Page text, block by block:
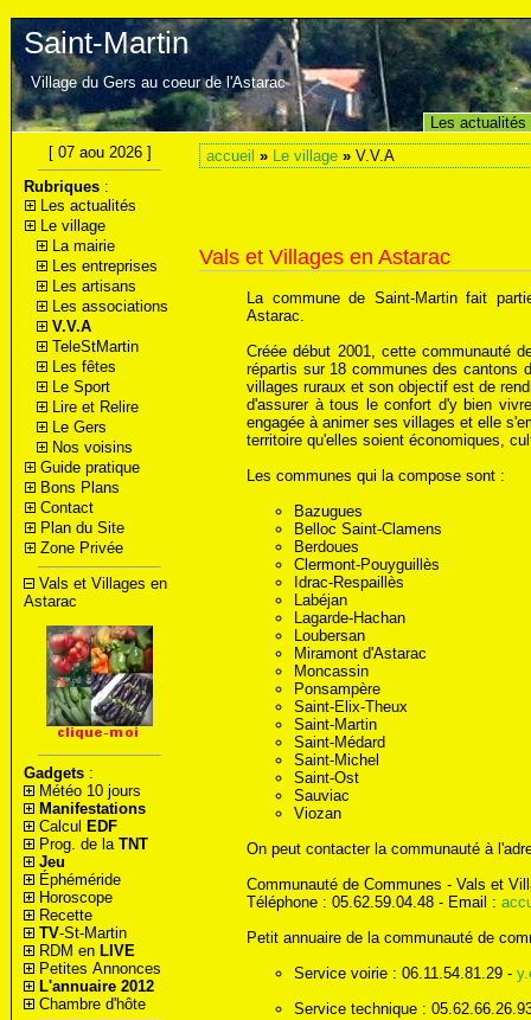
Saint-Martin
Village du Gers au coeur de l'Astarac
Les actualités
[ 07 aou 2026 ]
Rubriques :
Les actualités
Le village
La mairie
Les entreprises
Les artisans
Les associations
V.V.A
TeleStMartin
Les fêtes
Le Sport
Lire et Relire
Le Gers
Nos voisins
Guide pratique
Bons Plans
Contact
Plan du Site
Zone Privée
Vals et Villages en
Astarac
Gadgets :
Météo 10 jours
Manifestations
Calcul EDF
Prog. de la TNT
Jeu
Éphéméride
Horoscope
Recette
TV-St-Martin
RDM en LIVE
Petites Annonces
L'annuaire 2012
Chambre d'hôte
accueil » Le village » V.V.A
Vals et Villages en Astarac
La commune de Saint-Martin fait
Astarac.
Créée début 2001, cette communauté
répartis sur 18 communes des cantons
villages ruraux et son objectif est de
d'assurer à tous le confort d'y bien
engagée à animer ses villages et elle
territoire qu'elles soient économiques,
Les communes qui la compose sont :
Bazugues
Belloc Saint-Clamens
Berdoues
Clermont-Pouyguillès
Idrac-Respaillès
Labéjan
Lagarde-Hachan
Loubersan
Miramont d'Astarac
Moncassin
Ponsampère
Saint-Elix-Theux
Saint-Martin
Saint-Médard
Saint-Michel
Saint-Ost
Sauviac
Viozan
On peut contacter la communauté à
Communauté de Communes - Vals et
Téléphone : 05.62.59.04.48 - Email :
Petit annuaire de la communauté de
Service voirie : 06.11.54.81.29 -
Service technique :